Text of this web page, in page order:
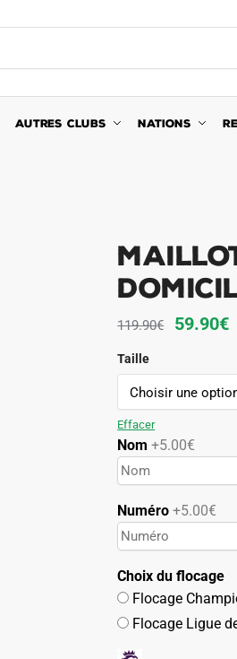
AUTRES CLUBS NATIONS
119.90€
Le
initial
était :
59.90€Le
Taille
Effacer
Nom +5.00€
Numéro+5.00€
Choix du flocage
Flocage
Flocage Ligue